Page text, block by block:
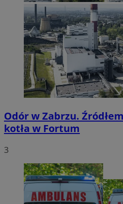
Odór w Zabrzu.
kotła w Fortum
3